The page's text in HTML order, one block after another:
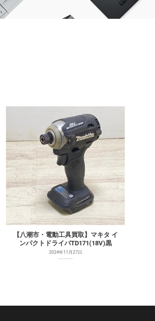
【八潮市・電動工具買取】マキタ イ
ンパクトドライバTD171(18V)黒
2024年11月27日